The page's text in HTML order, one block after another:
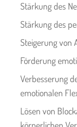
Stärkung des
Stärkung des
Steigerung von
Förderung
Verbesserung
emotionalen
Lösen von